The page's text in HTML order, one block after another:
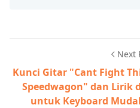
Next
Kunci Gitar "Cant Fight
Speedwagon" dan Lirik
untuk Keyboard